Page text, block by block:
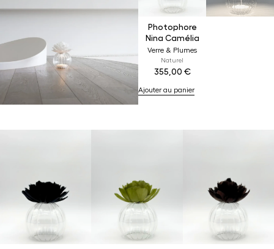
Photophore
Nina Camélia
Verre & Plumes
Naturel
355,00 €
Ajouter au panier